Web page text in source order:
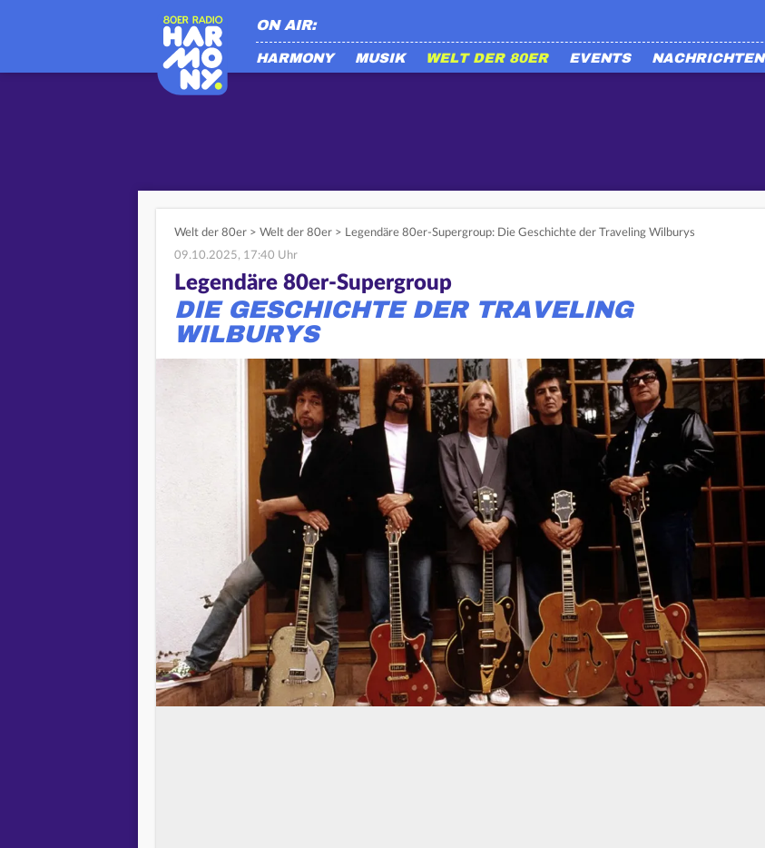
ON AIR:
HARMONY MUSIK WELT DER 80ER EVENTS NACHRICHTEN
Welt der 80er > Welt der 80er > Legendäre 80er-Supergroup: Die Geschichte der Traveling Wilburys
09.10.2025, 17:40 Uhr
Legendäre 80er-Supergroup
DIE GESCHICHTE DER TRAVELING
WILBURYS